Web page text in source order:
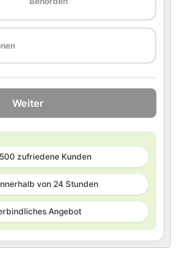
Weiter
zufriedene Kunden
von 24 Stunden
Angebot